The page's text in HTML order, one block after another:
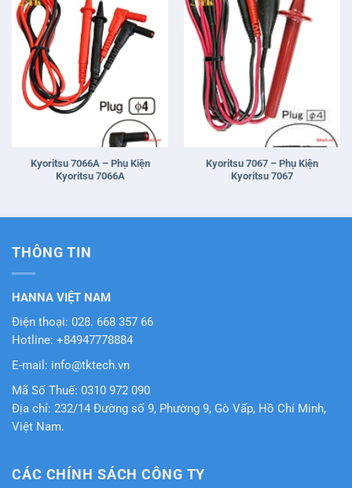
THÔNG TIN
HANNA VIỆT NAM
Điện thoại: 028. 668 357 66
Hotline: +84947778884
E-mail: info@tktech.vn
Mã Số Thuế: 0310 972 090
Địa chỉ: 232/14 Đường số 9, Phường 9, Gò Vấp, Hồ Chí Minh,
Việt Nam.
Chính sách thanh toán.
Chính sách bảo hành.
Chỉnh sách bảo mật.
LTD All rights reserved.